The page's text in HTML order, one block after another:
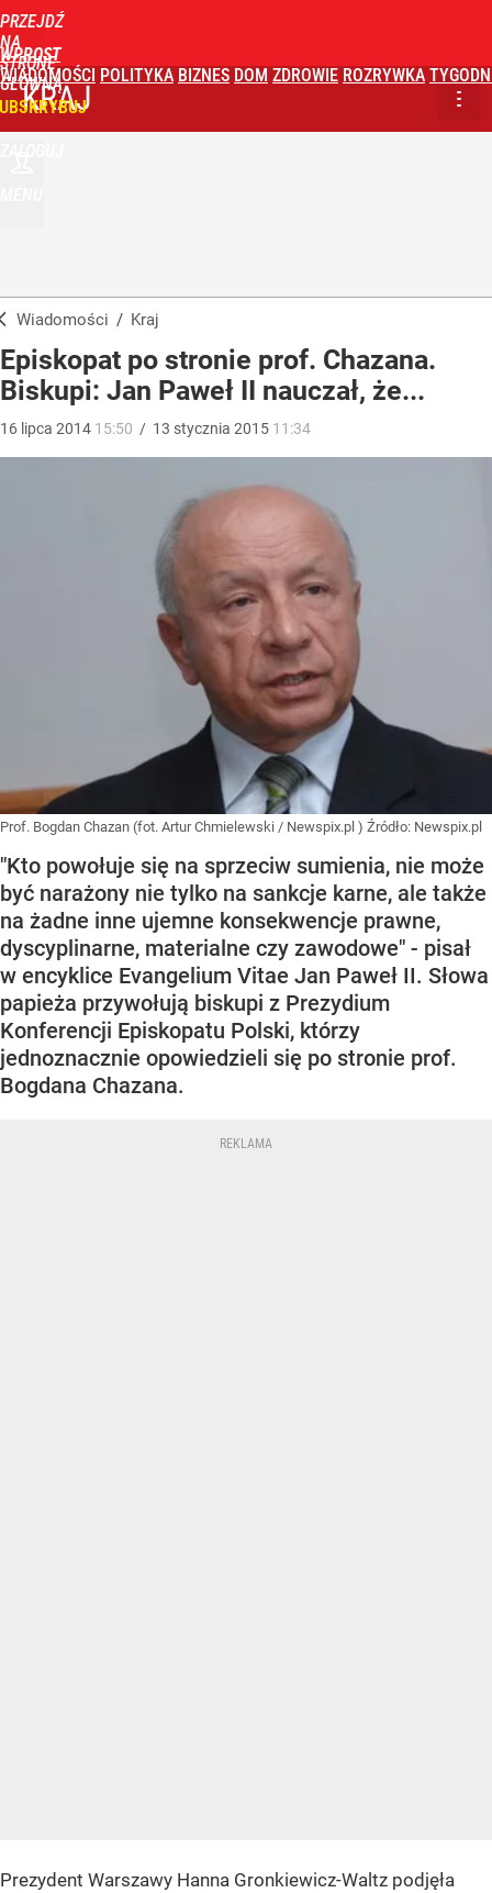
PRZEJDŹ
NA
STRONĘ
GŁÓWNĄ
WPROST
WIADOMOŚCI POLITYKA BIZNES DOM ZDROWIE ROZRYWKA
KRAJ
Wiadomości / Kraj
Episkopat po stronie prof. Chazana.
Biskupi: Jan Paweł II nauczał, że...
16 lipca 2014 15:50 / 13 stycznia 2015 11:34
Prof. Bogdan Chazan (fot. Artur Chmielewski / Newspix.pl ) Źródło: Newspix.pl
"Kto powołuje się na sprzeciw sumienia, nie może
być narażony nie tylko na sankcje karne, ale także
na żadne inne ujemne konsekwencje prawne,
dyscyplinarne, materialne czy zawodowe" - pisał
w encyklice Evangelium Vitae Jan Paweł II. Słowa
papieża przywołują biskupi z Prezydium
Konferencji Episkopatu Polski, którzy
jednoznacznie opowiedzieli się po stronie prof.
Bogdana Chazana.
Prezydent Warszawy Hanna Gronkiewicz-Waltz podjęła